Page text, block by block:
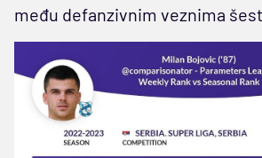
među defanzivnim veznima